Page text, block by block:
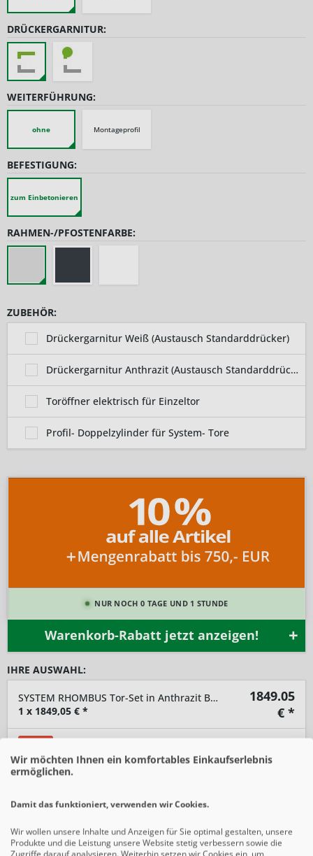
DRÜCKERGARNITUR:
WEITERFÜHRUNG:
ohne Montageprofil
BEFESTIGUNG:
zum Einbetonieren
RAHMEN-/PFOSTENFARBE:
ZUBEHÖR:
Drückergarnitur Weiß (Austausch Standarddrücker)
Drückergarnitur Anthrazit (Austausch Standarddrücker)
Toröffner elektrisch für Einzeltor
Profil- Doppelzylinder für System- Tore
NUR NOCH 0 TAGE UND 1 STUNDE
Warenkorb-Rabatt jetzt anzeigen!
IHRE AUSWAHL:
SYSTEM RHOMBUS Tor-Set in Anthrazit Breite 1250mm Höhe 1800mm
1 x 1849,05 € *
1849.05
€ *
Preise inkl. gesetzlicher MwSt.zzgl. Versandkosten
Wir möchten Ihnen ein komfortables Einkaufserlebnis
ermöglichen.
Damit das funktioniert, verwenden wir Cookies.
Wir wollen unsere Inhalte und Anzeigen für Sie optimal gestalten, unsere
Produkte und die Leistung unsere Website stetig verbessern sowie die
Zugriffe darauf analysieren. Weiterhin setzen wir Cookies ein, um